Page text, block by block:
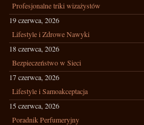
Profesjonalne triki wizażystów
19 czerwca, 2026
Lifestyle i Zdrowe Nawyki
18 czerwca, 2026
Bezpieczeństwo w Sieci
17 czerwca, 2026
Lifestyle i Samoakceptacja
15 czerwca, 2026
Poradnik Perfumeryjny